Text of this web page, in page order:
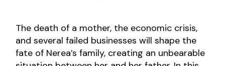
The death of a mother, the economic crisis,
and several failed businesses will shape the
fate of Nerea’s family, creating an unbearable